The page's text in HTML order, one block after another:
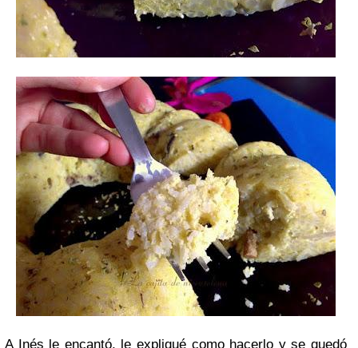
A Inés le encantó, le expliqué como hacerlo y se quedó